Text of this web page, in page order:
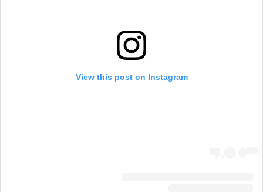
View this post on Instagram